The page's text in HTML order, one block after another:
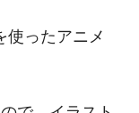
使ったアニメ